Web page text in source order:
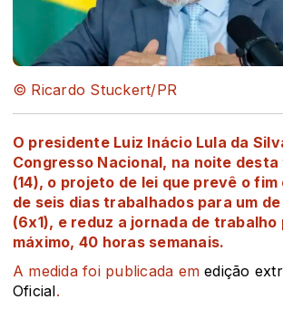
© Ricardo Stuckert/PR
O presidente Luiz Inácio Lula da
Congresso Nacional, na noite
(14), o projeto de lei que prevê o fim
de seis dias trabalhados para um
(6x1), e reduz a jornada de trabalho
máximo, 40 horas semanais.
A medida foi publicada emedição
Oficial.